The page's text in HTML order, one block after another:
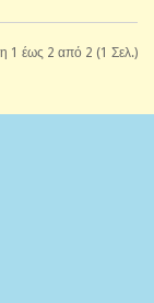
1 έως 2 από 2 (1 Σελ.)